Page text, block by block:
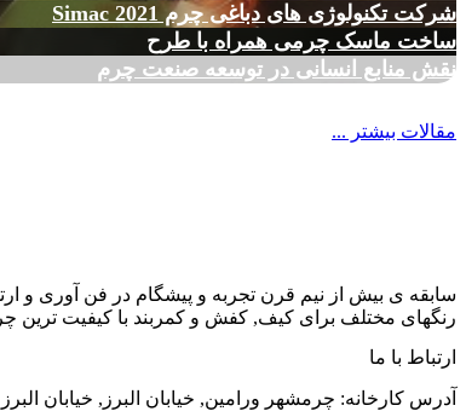
شرکت تکنولوژی های دباغی چرم Simac 2021
ساخت ماسک چرمی همراه با طرح
نقش منابع انسانی در توسعه صنعت چرم
مقالات بیشتر ...
سابقه ی بیش از نیم قرن تجربه و پیشگام در فن آوری و
رنگهای مختلف برای کیف, کفش و کمربند با کیفیت ترین
ارتباط با ما
آدرس کارخانه: چرمشهر ورامین, خیابان البرز, خیابان البرز 1 , خیابان الوند, شماره 38